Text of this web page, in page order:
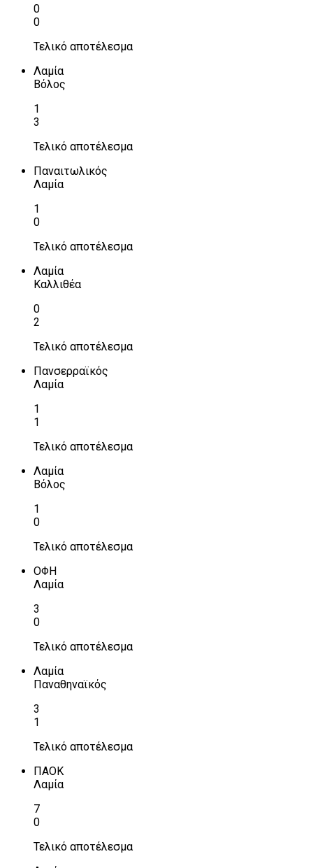
0
0
Τελικό αποτέλεσμα
Λαμία
Βόλος
1
3
Τελικό αποτέλεσμα
Παναιτωλικός
Λαμία
1
0
Τελικό αποτέλεσμα
Λαμία
Καλλιθέα
0
2
Τελικό αποτέλεσμα
Πανσερραϊκός
Λαμία
1
1
Τελικό αποτέλεσμα
Λαμία
Βόλος
1
0
Τελικό αποτέλεσμα
ΟΦΗ
Λαμία
3
0
Τελικό αποτέλεσμα
Λαμία
Παναθηναϊκός
3
1
Τελικό αποτέλεσμα
ΠΑΟΚ
Λαμία
7
0
Τελικό αποτέλεσμα